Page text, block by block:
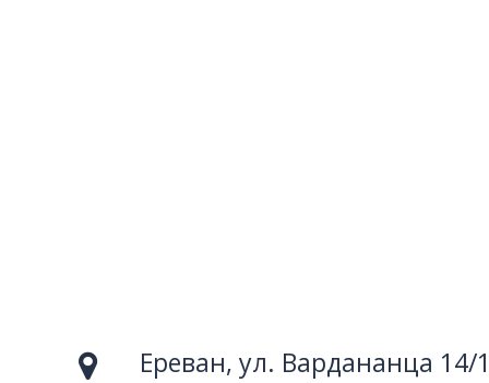
Ереван, ул. Вардананца 14/